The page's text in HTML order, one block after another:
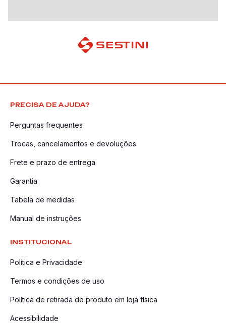
PRECISA DE AJUDA?
Perguntas frequentes
Trocas, cancelamentos e devoluções
Frete e prazo de entrega
Garantia
Tabela de medidas
Manual de instruções
INSTITUCIONAL
Política e Privacidade
Termos e condições de uso
Política de retirada de produto em loja física
Acessibilidade